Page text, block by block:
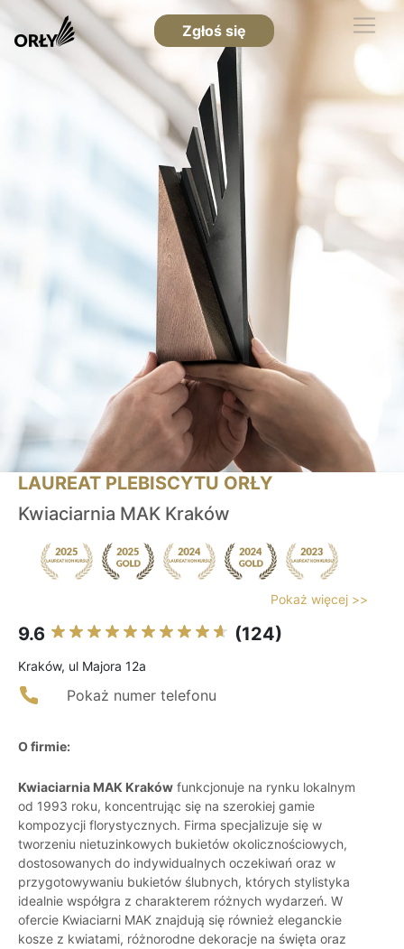
Zgłoś się
LAUREAT PLEBISCYTU ORŁY
Kwiaciarnia MAK Kraków
Pokaż więcej >>
9.6 (124)
Kraków, ul Majora 12a
Pokaż numer telefonu
O firmie:
Kwiaciarnia MAK Kraków funkcjonuje na rynku lokalnym
od 1993 roku, koncentrując się na szerokiej gamie
kompozycji florystycznych. Firma specjalizuje się w
tworzeniu nietuzinkowych bukietów okolicznościowych,
dostosowanych do indywidualnych oczekiwań oraz w
przygotowywaniu bukietów ślubnych, których stylistyka
idealnie współgra z charakterem różnych wydarzeń. W
ofercie Kwiaciarni MAK znajdują się również eleganckie
kosze z kwiatami, różnorodne dekoracje na święta oraz